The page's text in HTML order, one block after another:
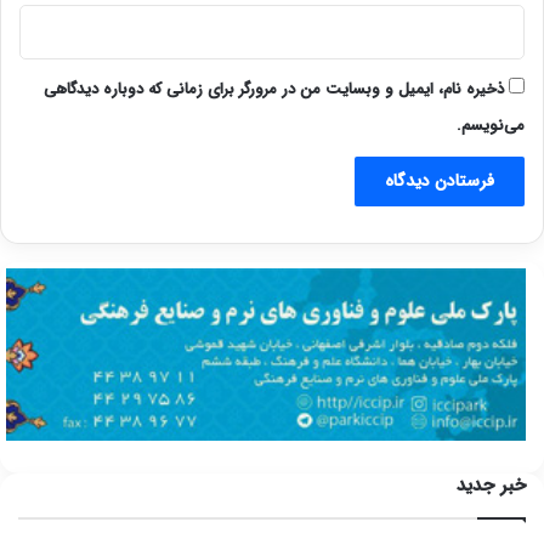
ذخیره نام، ایمیل و وبسایت من در مرورگر برای زمانی که دوباره دیدگاهی
می‌نویسم.
خبر جدید